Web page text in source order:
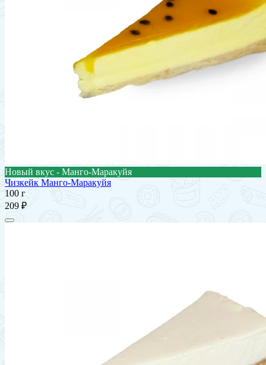
Новый вкус - Манго-Маракуйя
Чизкейк Манго-Маракуйя
100 г
209 ₽